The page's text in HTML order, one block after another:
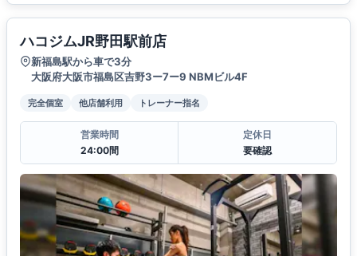
ハコジムJR野田駅前店
新福島駅から車で3分
大阪府大阪市福島区吉野3ー7ー9 NBMビル4F
完全個室 他店舗利用 トレーナー指名
営業時間
24:00間
定休日
要確認